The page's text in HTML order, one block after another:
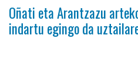
Oñati eta Arantzazu
indartu egingo da